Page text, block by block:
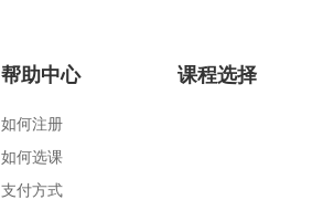
帮助中心
如何注册
如何选课
支付方式
课程选择